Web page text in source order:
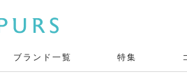
ブランド一覧 特集